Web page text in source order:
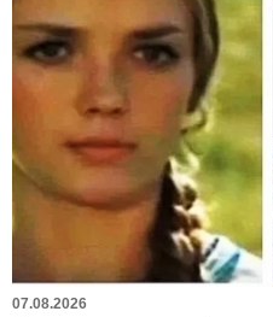
07.08.2026